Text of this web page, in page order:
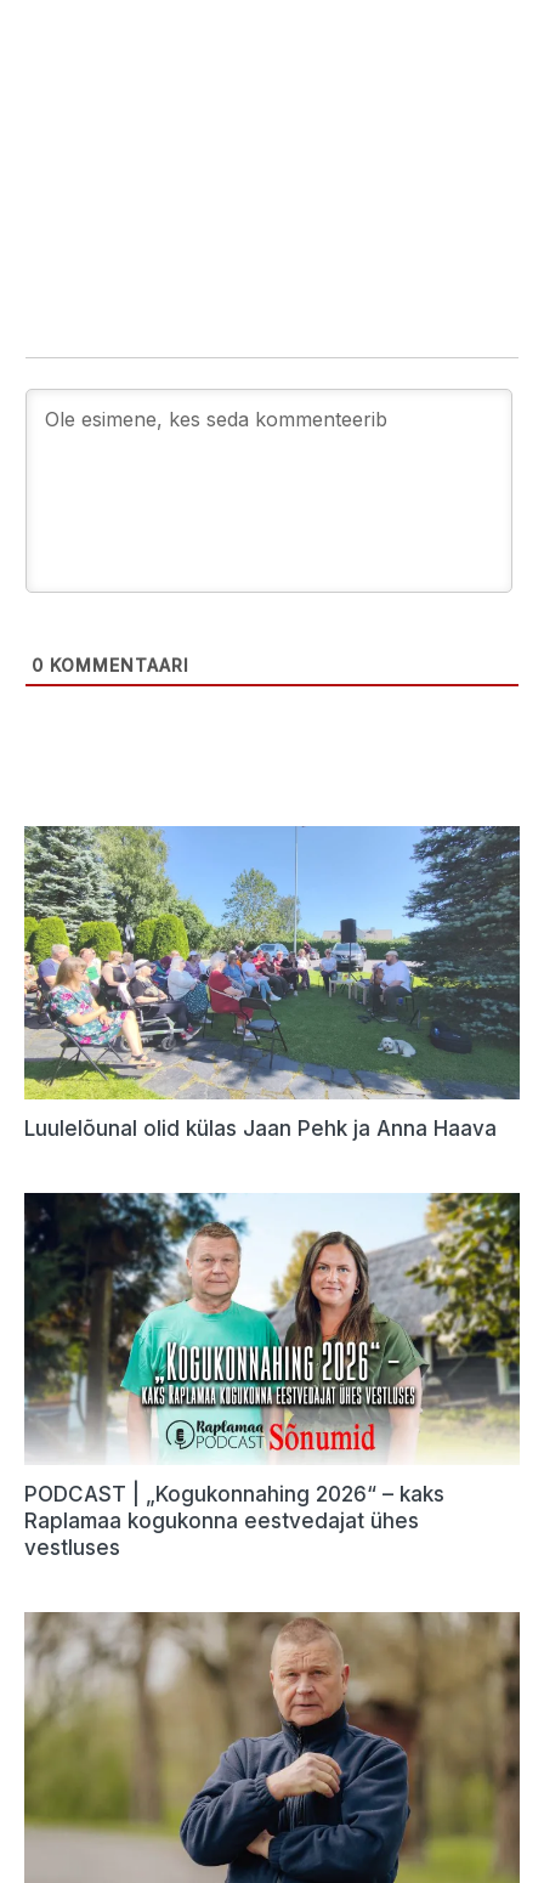
0 KOMMENTAARI
Luulelõunal olid külas Jaan Pehk ja Anna Haava
PODCAST | „Kogukonnahing 2026“ – kaks
Raplamaa kogukonna eestvedajat ühes
vestluses